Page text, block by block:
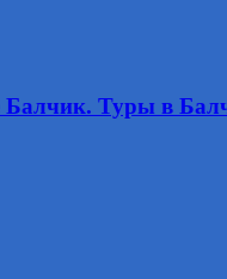
Балчик. Туры в